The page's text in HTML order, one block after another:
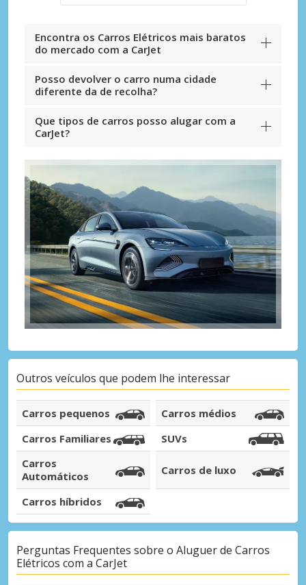
Descontos especiais
Aceda a ofertas exclusivas dos nossos
fornecedores
Iniciar sessão com eLink
Encontra os Carros Elétricos mais baratos
do mercado com a CarJet
Posso devolver o carro numa cidade
diferente da de recolha?
Que tipos de carros posso alugar com a
CarJet?
Outros veículos que podem lhe interessar
Carros pequenos
Carros médios
Carros Familiares
SUVs
Carros
Automáticos
Carros de luxo
Carros híbridos
Perguntas Frequentes sobre o Aluguer de Carros
Elétricos com a CarJet